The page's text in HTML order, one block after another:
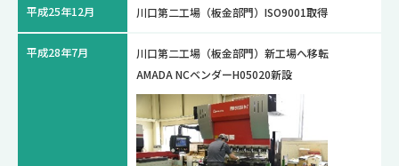
平成25年12月 川口第二工場（板金部門）ISO9001取得
平成28年7月
川口第二工場（板金部門）新工場へ移転
AMADA NCベンダーH05020新設